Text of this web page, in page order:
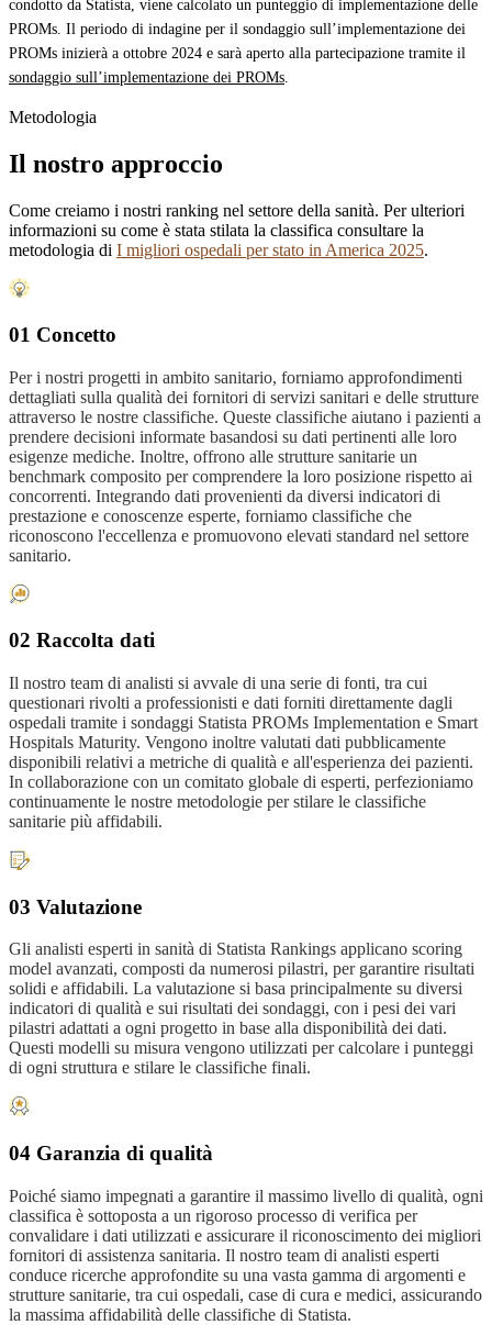
condotto da Statista, viene calcolato un punteggio di implementazione delle
PROMs. Il periodo di indagine per il sondaggio sull’implementazione dei
PROMs inizierà a ottobre 2024 e sarà aperto alla partecipazione tramite il
sondaggio sull’implementazione dei PROMs
Metodologia
Il nostro approccio
Come creiamo i nostri ranking nel settore della sanità. Per ulteriori
informazioni su come è stata stilata la classifica consultare la
metodologia di I migliori ospedali per stato in America 2025.
01 Concetto
Per i nostri progetti in ambito sanitario, forniamo approfondimenti
dettagliati sulla qualità dei fornitori di servizi sanitari e delle strutture
attraverso le nostre classifiche. Queste classifiche aiutano i pazienti a
prendere decisioni informate basandosi su dati pertinenti alle loro
esigenze mediche. Inoltre, offrono alle strutture sanitarie un
benchmark composito per comprendere la loro posizione rispetto ai
concorrenti. Integrando dati provenienti da diversi indicatori di
prestazione e conoscenze esperte, forniamo classifiche che
riconoscono l'eccellenza e promuovono elevati standard nel settore
sanitario.
02 Raccolta dati
Il nostro team di analisti si avvale di una serie di fonti, tra cui
questionari rivolti a professionisti e dati forniti direttamente dagli
ospedali tramite i sondaggi Statista PROMs Implementation e Smart
Hospitals Maturity. Vengono inoltre valutati dati pubblicamente
disponibili relativi a metriche di qualità e all'esperienza dei pazienti.
In collaborazione con un comitato globale di esperti, perfezioniamo
continuamente le nostre metodologie per stilare le classifiche
sanitarie più affidabili.
03 Valutazione
Gli analisti esperti in sanità di Statista Rankings applicano scoring
model avanzati, composti da numerosi pilastri, per garantire risultati
solidi e affidabili. La valutazione si basa principalmente su diversi
indicatori di qualità e sui risultati dei sondaggi, con i pesi dei vari
pilastri adattati a ogni progetto in base alla disponibilità dei dati.
Questi modelli su misura vengono utilizzati per calcolare i punteggi
di ogni struttura e stilare le classifiche finali.
04 Garanzia di qualità
Poiché siamo impegnati a garantire il massimo livello di qualità, ogni
classifica è sottoposta a un rigoroso processo di verifica per
convalidare i dati utilizzati e assicurare il riconoscimento dei migliori
fornitori di assistenza sanitaria. Il nostro team di analisti esperti
conduce ricerche approfondite su una vasta gamma di argomenti e
strutture sanitarie, tra cui ospedali, case di cura e medici, assicurando
la massima affidabilità delle classifiche di Statista.